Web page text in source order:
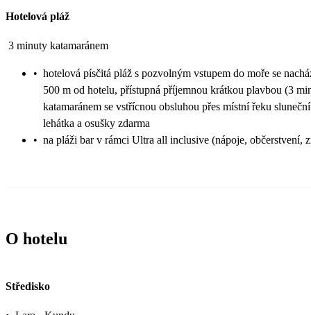
Hotelová pláž
3 minuty katamaránem
• hotelová písčitá pláž s pozvolným vstupem do moře se
500 m od hotelu, přístupná příjemnou krátkou plavbou (3
katamaránem se vstřícnou obsluhou přes místní řeku
lehátka a osušky zdarma
• na pláži bar v rámci Ultra all inclusive (nápoje, občerstvení,
O hotelu
Středisko